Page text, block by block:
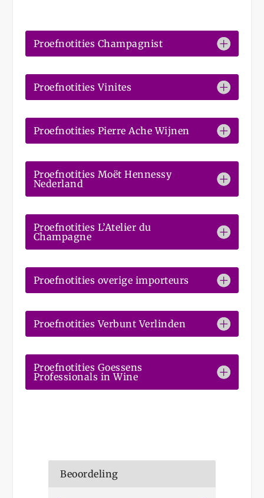
Proefnotities Champagnist
Proefnotities Vinites
Proefnotities Pierre Ache Wijnen
Proefnotities Moët Hennessy
Nederland
Proefnotities L’Atelier du
Champagne
Proefnotities overige importeurs
Proefnotities Verbunt Verlinden
Proefnotities Goessens
Professionals in Wine
Beoordeling